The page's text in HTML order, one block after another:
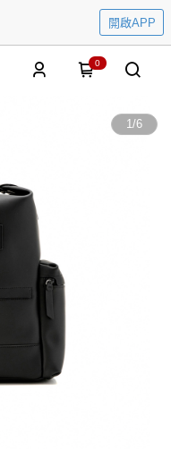
開啟APP
0
1/6